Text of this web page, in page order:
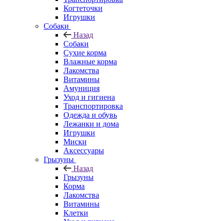
Когтеточки
Игрушки
Собаки
Назад
Собаки
Сухие корма
Влажные корма
Лакомства
Витамины
Амуниция
Уход и гигиена
Транспортировка
Одежда и обувь
Лежанки и дома
Игрушки
Миски
Аксессуары
Грызуны
Назад
Грызуны
Корма
Лакомства
Витамины
Клетки